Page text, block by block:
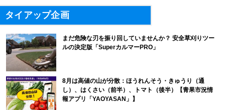
タイアップ企画
まだ危険な刃を振り回していませんか？ 安全草刈りツー
ルの決定版「SuperカルマーPRO」
8月は高値の山が分散：ほうれんそう・きゅうり（通
し）、はくさい（前半）、トマト（後半）【青果市況情
報アプリ「YAOYASAN」】